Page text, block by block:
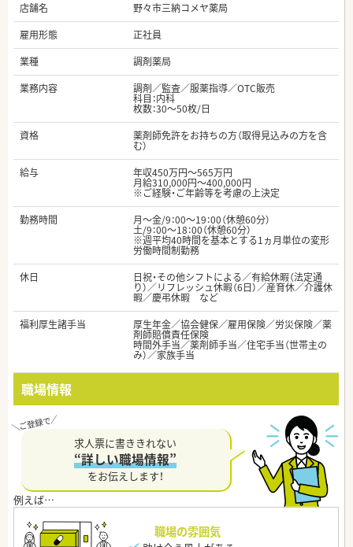
店舗名
野々市三納コメヤ薬局
雇用形態
正社員
業種
調剤薬局
業務内容
調剤／監査／服薬指導／OTC販売
科目：内科
枚数：30～50枚/日
資格
薬剤師免許をお持ちの方（取得見込みの方を含
む）
給与
年収450万円～565万円
月給310,000円～400,000円
※ご経験・ご年齢等を考慮の上決定
勤務時間
月～金/9：00～19：00（休憩60分）
土/9：00～18：00（休憩60分）
※週平均40時間を基本とする1ヵ月単位の変形
労働時間制勤務
休日
日祝・その他シフトによる／有給休暇（法定通
り）／リフレッシュ休暇（6日）／産育休／介護休
暇／慶弔休暇 など
福利厚生諸手当
厚生年金／協会健保／雇用保険／労災保険／薬
剤師賠償責任保険
時間外手当／薬剤師手当／住宅手当（世帯主の
み）／家族手当
職場情報
求人票に書ききれない
“詳しい職場情報”
をお伝えします！
職場の雰囲気